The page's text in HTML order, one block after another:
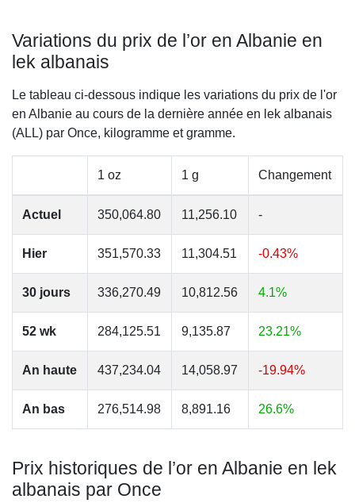
Variations du prix de l’or en Albanie en
lek albanais
Le tableau ci-dessous indique les variations du prix de l'or
en Albanie au cours de la dernière année en lek albanais
(ALL) par Once, kilogramme et gramme.
1 oz 1 g Changement
Actuel 350,064.80 11,256.10 -
Hier 351,570.33 11,304.51 -0.43%
30 jours 336,270.49 10,812.56 4.1%
52 wk 284,125.51 9,135.87 23.21%
An haute 437,234.04 14,058.97 -19.94%
An bas 276,514.98 8,891.16 26.6%
Prix historiques de l’or en Albanie en lek
albanais par Once